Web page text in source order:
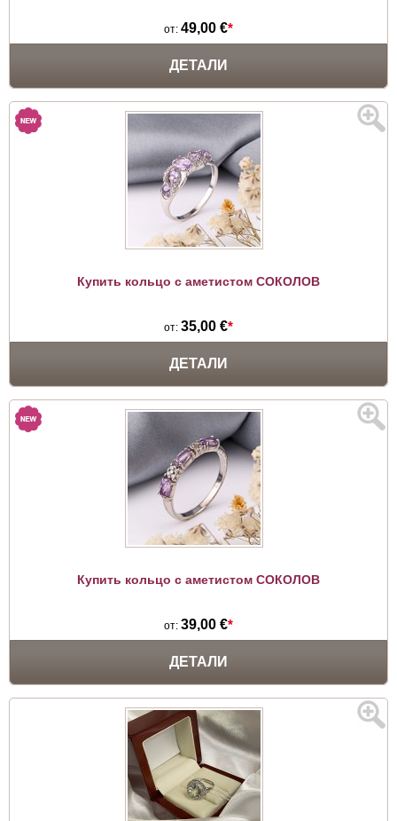
от: 49,00 €*
ДЕТАЛИ
Купить кольцо с аметистом СОКОЛОВ
от: 35,00 €*
ДЕТАЛИ
Купить кольцо с аметистом СОКОЛОВ
от: 39,00 €*
ДЕТАЛИ